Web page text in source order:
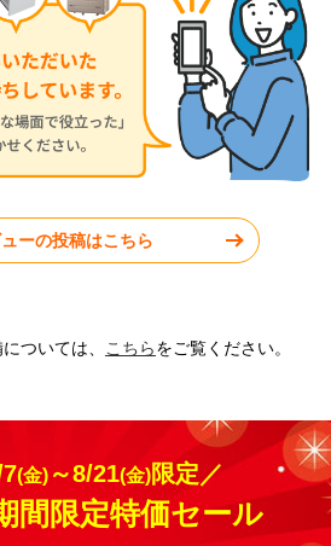
ワ
ま
感
ー
と
日よけ対策としてカー
ポートの設置を検討し
ていましたが、外観が
暗くなってしまうので
はないかと心配してい
ました。担当の方に相
寧に提案していただ
き、明るい印象を保て
る仕上がりになりまし
す。
詳細はこちら
し
2025年10月設置
足度：★★★★★
とてもかっこいいカー
ポートを設置してもら
いました。普通のポリ
ーの投稿はこちら
ついては、 こちらをご覧ください。
(金)～8/21(金)限定／
間限定特価セール